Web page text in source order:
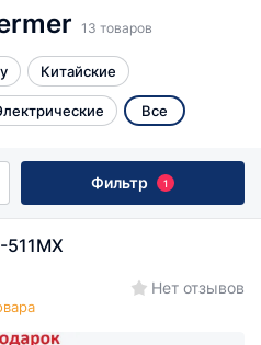
13 товаров
Китайские
Все
Фильтр 1
511MX
Нет отзывов